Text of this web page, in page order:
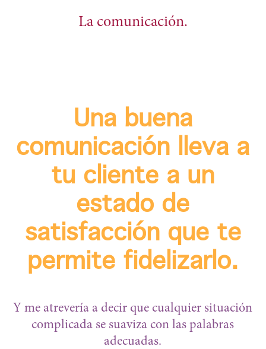
La comunicación.
Una buena
comunicación lleva a
tu cliente a un
estado de
satisfacción que te
permite fidelizarlo.
Y me atrevería a decir que cualquier situación
complicada se suaviza con las palabras
adecuadas.